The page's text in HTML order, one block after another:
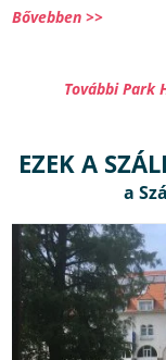
Bővebben >>
További Park
EZEK A